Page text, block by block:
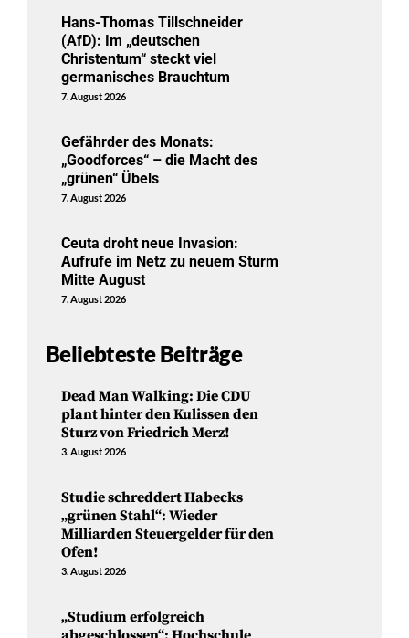
Hans-Thomas Tillschneider
(AfD): Im „deutschen
Christentum“ steckt viel
germanisches Brauchtum
7. August 2026
Gefährder des Monats:
„Goodforces“ – die Macht des
„grünen“ Übels
7. August 2026
Ceuta droht neue Invasion:
Aufrufe im Netz zu neuem Sturm
Mitte August
7. August 2026
Beliebteste Beiträge
Dead Man Walking: Die CDU
plant hinter den Kulissen den
Sturz von Friedrich Merz!
3. August 2026
Studie schreddert Habecks
„grünen Stahl“: Wieder
Milliarden Steuergelder für den
Ofen!
3. August 2026
„Studium erfolgreich